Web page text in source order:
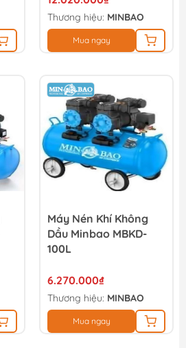
Thương hiệu: MINBAO
Mua ngay
Máy Nén Khí Không
Dầu Minbao MBKD-
100L
6.270.000₫
Thương hiệu: MINBAO
Mua ngay